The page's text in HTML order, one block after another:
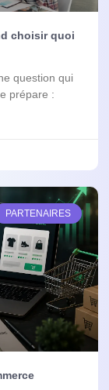
choisir quoi
question qui
prépare :
PARTENAIRES